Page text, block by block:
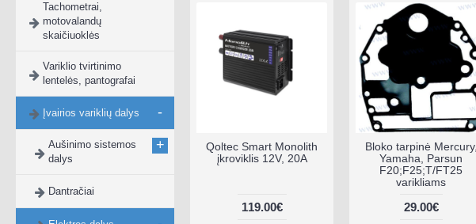
Tachometrai,
motovalandų
skaičiuoklės
Variklio tvirtinimo
lentelės, pantografai
Įvairios variklių dalys -
Aušinimo sistemos
dalys
+
Dantračiai
Borika FASTen inkaro
virvės fiksatorius su
28.00€
Qoltec Smart Monolith
įkroviklis 12V, 20A
119.00€
Bloko tarpinė Mercury,
Yamaha, Parsun
F20;F25;T/FT25
varikliams
29.00€